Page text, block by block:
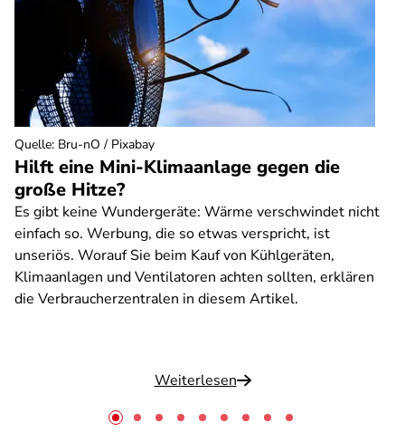
Hilft eine Mini-Klimaanlage gegen die
große Hitze?
Es gibt keine Wundergeräte: Wärme verschwindet nicht
einfach so. Werbung, die so etwas verspricht, ist
unseriös. Worauf Sie beim Kauf von Kühlgeräten,
Klimaanlagen und Ventilatoren achten sollten, erklären
die Verbraucherzentralen in diesem Artikel.
Weiterlesen
Quelle: Bru-nO / Pixabay